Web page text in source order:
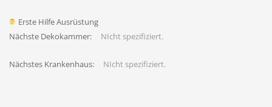
Erste Hilfe Ausrüstung
Nächste Dekokammer:
NIcht spezifiziert.
Nächstes Krankenhaus: NIcht spezifiziert.